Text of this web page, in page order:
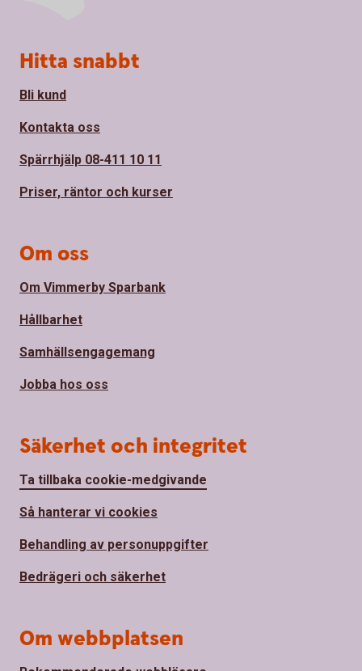
Sidfot
Hitta snabbt
Bli kund
Kontakta oss
Spärrhjälp 08-411 10 11
Priser, räntor och kurser
Om oss
Om Vimmerby Sparbank
Hållbarhet
Samhällsengagemang
Jobba hos oss
Säkerhet och integritet
Ta tillbaka cookie-medgivande
Så hanterar vi cookies
Behandling av personuppgifter
Bedrägeri och säkerhet
Om webbplatsen